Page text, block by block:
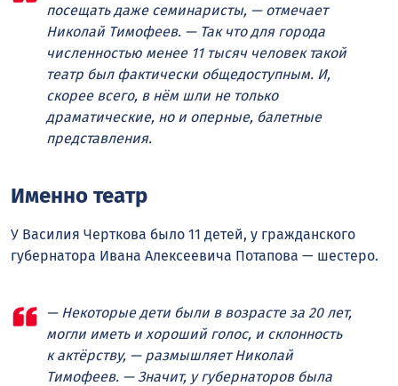
посещать даже семинаристы, — отмечает
Николай Тимофеев. — Так что для города
численностью менее 11 тысяч человек такой
театр был фактически общедоступным. И,
скорее всего, в нём шли не только
драматические, но и оперные, балетные
представления.
Именно театр
У Василия Черткова было 11 детей, у гражданского
губернатора Ивана Алексеевича Потапова — шестеро.
— Некоторые дети были в возрасте за 20 лет,
могли иметь и хороший голос, и склонность
к актёрству, — размышляет Николай
Тимофеев. — Значит, у губернаторов была